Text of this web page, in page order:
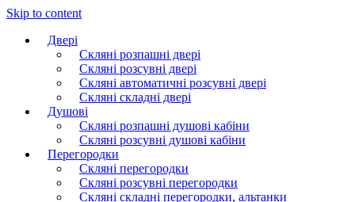
Skip to content
Двері
Скляні розпашні двері
Скляні розсувні двері
Скляні автоматичні розсувні двері
Скляні складні двері
Душові
Скляні розпашні душові кабіни
Скляні розсувні душові кабіни
Перегородки
Скляні перегородки
Скляні розсувні перегородки
Скляні складні перегородки, альтанки